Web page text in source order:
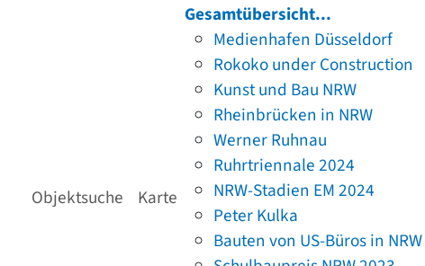
Objektsuche Karte
Gesamtübersicht...
Medienhafen Düsseldorf
Rokoko under Construction
Kunst und Bau NRW
Rheinbrücken in NRW
Werner Ruhnau
Ruhrtriennale 2024
NRW-Stadien EM 2024
Peter Kulka
Bauten von US-Büros in NRW